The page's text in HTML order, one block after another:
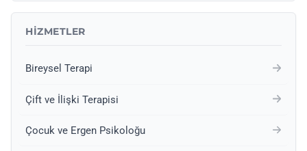
HIZMETLER
Bireysel Terapi
Çift ve İlişki Terapisi
Çocuk ve Ergen Psikoloğu